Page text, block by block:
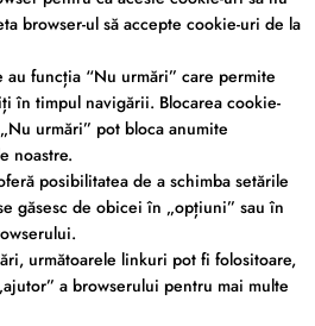
browser-ul să accepte cookie-uri de la
funcția “Nu urmări” care permite
în timpul navigării. Blocarea cookie-
urmări” pot bloca anumite
noastre.
posibilitatea de a schimba setările
găsesc de obicei în „opțiuni” sau în
următoarele linkuri pot fi folositoare,
a browserului pentru mai multe